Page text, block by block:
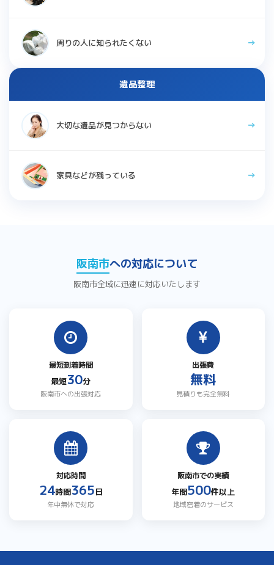
周りの人に知られたくない
遺品整理
大切な遺品が見つからない
家具などが残っている
阪南市への対応について
阪南市全域に迅速に対応いたします
最短到着時間
最短30分
阪南市への出張対応
出張費
無料
見積りも完全無料
対応時間
24時間365日
年中無休で対応
阪南市での実績
年間500件以上
地域密着のサービス